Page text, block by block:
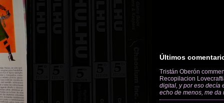
Últimos
Tristán Oberón
Recopilacion
digital, y por eso decía
echo de menos, me